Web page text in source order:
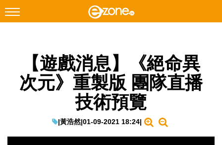
Facebook Instagram
科技焦點
教學評測
【遊戲消息】《絕命異
次元》重製版 團隊直播
技術預覽
|黃浩然|01-09-2021 18:24|